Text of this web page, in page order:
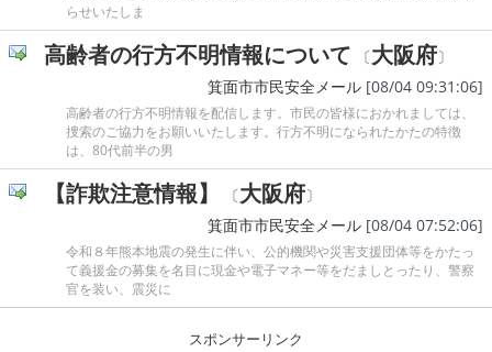
らせいたしま
高齢者の行方不明情報について 〔大阪府〕
箕面市市民安全メール [08/04 09:31:06]
高齢者の行方不明情報を配信します。市民の皆様におかれましては、
捜索のご協力をお願いいたします。行方不明になられたかたの特徴
は、80代前半の男
【詐欺注意情報】 〔大阪府〕
箕面市市民安全メール [08/04 07:52:06]
令和８年熊本地震の発生に伴い、公的機関や災害支援団体等をかたっ
て義援金の募集を名目に現金や電子マネー等をだましとったり、警察
官を装い、震災に
スポンサーリンク